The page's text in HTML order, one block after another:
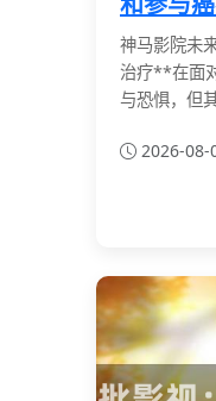
神马影院未
治疗**在面
与恐惧，但
2026-08-